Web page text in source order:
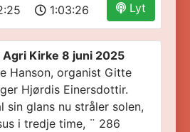
Lyt
1:03:26
Kirke 8 juni 2025
Hanson, organist Gitte
Hjørdis Einersdottir.
sin glans nu stråler solen,
i tredje time, ¨ 286